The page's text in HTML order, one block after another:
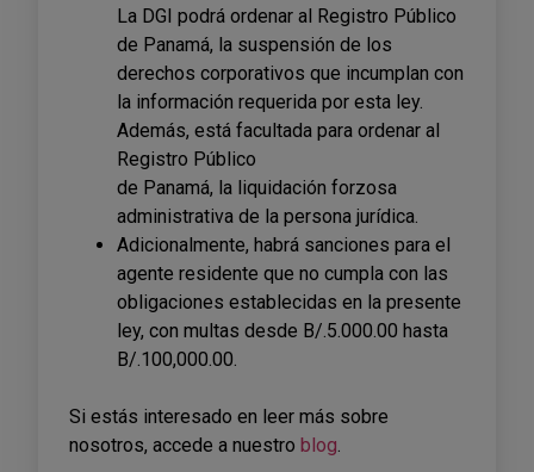
La DGI podrá ordenar al Registro Público
de Panamá, la suspensión de los
derechos corporativos que incumplan con
la información requerida por esta ley.
Además, está facultada para ordenar al
Registro Público
de Panamá, la liquidación forzosa
administrativa de la persona jurídica.
Adicionalmente, habrá sanciones para el
agente residente que no cumpla con las
obligaciones establecidas en la presente
ley, con multas desde B/.5.000.00 hasta
B/.100,000.00.
Si estás interesado en leer más sobre
nosotros, accede a nuestro blog